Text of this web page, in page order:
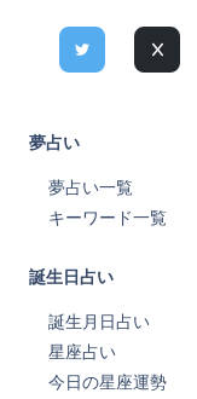
夢占い
夢占い一覧
キーワード一覧
誕生日占い
誕生月日占い
星座占い
今日の星座運勢